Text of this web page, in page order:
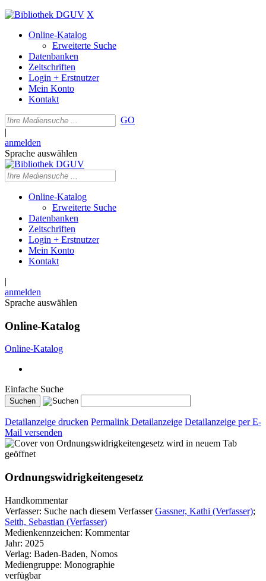
X
Online-Katalog
Erweiterte Suche
Datenbanken
Zeitschriften
Login + Erstnutzer
Mein Konto
Kontakt
GO
|
anmelden
Sprache auswählen
Online-Katalog
Erweiterte Suche
Datenbanken
Zeitschriften
Login + Erstnutzer
Mein Konto
Kontakt
|
anmelden
Sprache auswählen
Online-Katalog
Online-Katalog
Einfache Suche
Detailanzeige drucken Permalink Detailanzeige Detailanzeige per E-
Mail versenden
wird in neuem Tab
geöffnet
Ordnungswidrigkeitengesetz
Handkommentar
Verfasser: Suche nach diesem Verfasser Gassner, Kathi (Verfasser);
Seith, Sebastian (Verfasser)
Medienkennzeichen: Kommentar
Jahr: 2025
Verlag: Baden-Baden, Nomos
Mediengruppe: Monographie
verfügbar